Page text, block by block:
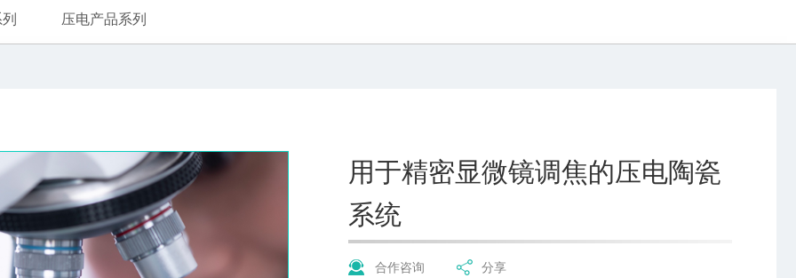
压电产品系列
用于精密显微镜调焦的压电陶瓷
系统
合作咨询 分享